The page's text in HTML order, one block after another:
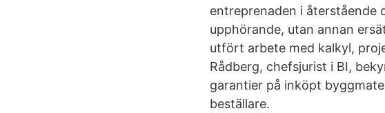
entreprenaden i återstående
upphörande, utan annan
utfört arbete med kalkyl,
Rådberg, chefsjurist i BI,
garantier på inköpt
beställare.